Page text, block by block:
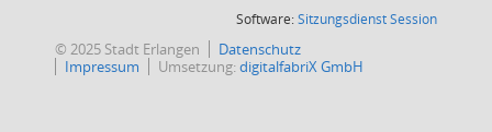
Software:SitzungsdienstSession(Wird in
© 2025 Stadt Erlangen
Datenschutz
Impressum
Umsetzung:digitalfabriX GmbH